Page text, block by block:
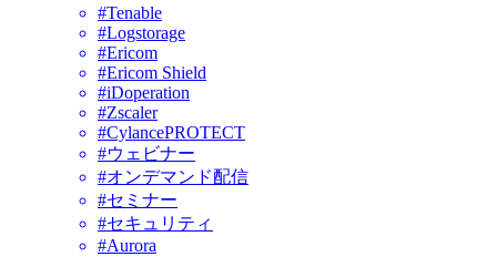
#Tenable
#Logstorage
#Ericom
#Ericom Shield
#iDoperation
#Zscaler
#CylancePROTECT
#ウェビナー
#オンデマンド配信
#セミナー
#セキュリティ
#Aurora